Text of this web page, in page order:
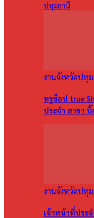
ปทุมธานี
งานจังหวัดปทุ
ทรูช็อป true
ประจำ สาขา
งานจังหวัดปทุ
เจ้าหน้าที่ประ